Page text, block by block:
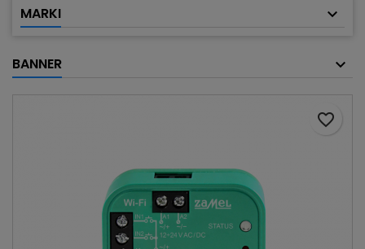
MARKI
BANNER
favorite_border